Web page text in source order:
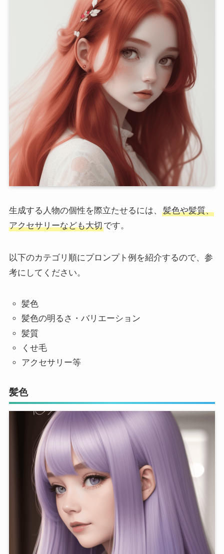
生成する人物の個性を際立たせるには、
髪色や髪質、
アクセサリーなども大切です。
以下のカテゴリ順にプロンプト例を紹介するので、参
考にしてください。
髪色
髪色の明るさ・バリエーション
髪質
くせ毛
アクセサリー等
髪色